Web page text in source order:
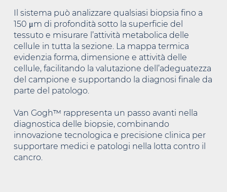
Il sistema può analizzare qualsiasi biopsia fino a
150 μm di profondità sotto la superficie del
tessuto e misurare l’attività metabolica delle
cellule in tutta la sezione. La mappa termica
evidenzia forma, dimensione e attività delle
cellule, facilitando la valutazione dell’adeguatezza
del campione e supportando la diagnosi finale da
parte del patologo.
Van Gogh™ rappresenta un passo avanti nella
diagnostica delle biopsie, combinando
innovazione tecnologica e precisione clinica per
supportare medici e patologi nella lotta contro il
cancro.